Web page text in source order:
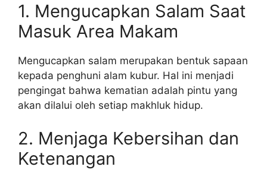
1. Mengucapkan Salam Saat
Masuk Area Makam
Mengucapkan salam merupakan bentuk sapaan
kepada penghuni alam kubur. Hal ini menjadi
pengingat bahwa kematian adalah pintu yang
akan dilalui oleh setiap makhluk hidup.
2. Menjaga Kebersihan dan
Ketenangan